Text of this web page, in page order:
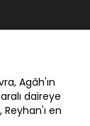
Agâh'ın
daireye
Reyhan'ı en